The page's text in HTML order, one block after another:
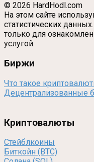
© 2026 HardHodl.com
На этом сайте
статистических
только для
услугой.
Биржи
Что такое
Децентрализованные
Криптовалюты
Стейблкоины
Биткойн (BTC)